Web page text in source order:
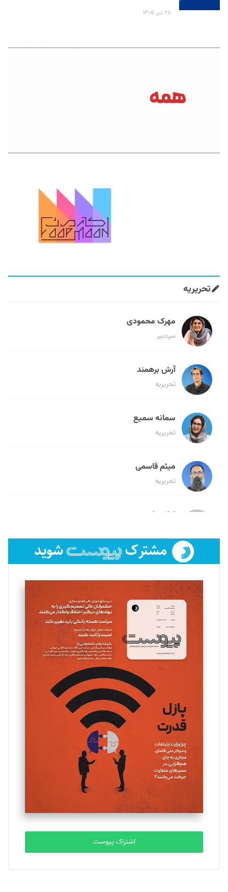
۲۸ تیر ۱۴۰۵
تحریریه
مهرک محمودی
سردبیر
آرش برهمند
تحریریه
سمانه سمیع
تحریریه
میثم قاسمی
تحریریه
لیلا حنارود
فائزه فتحی رستمی
تحریریه
سروش کرمیان
تحریریه
مینا پاکدل
یسنا امان‌پور
تحریریه
ملینا جعفری
تحریریه
مصطفی مسجدی آرانی
تحریریه
بابک نقاش
تحریریه
اشتراک پیوست